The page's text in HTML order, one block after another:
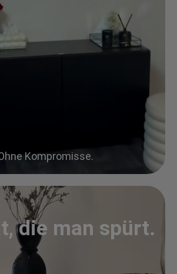
Kompromisse.
die man spürt.